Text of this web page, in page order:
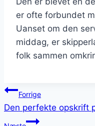
er ofte forbundet
Uanset om den
middag, er
folk sammen
Forrige
Den perfekte opskrift